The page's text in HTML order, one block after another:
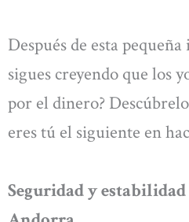
Después de esta
sigues creyendo que los
por el dinero?
eres tú el siguiente en
Seguridad y